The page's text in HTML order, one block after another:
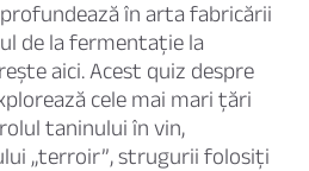
în arta fabricării
de la fermentație la
aici. Acest quiz despre
cele mai mari țări
taninului în vin,
„terroir”, strugurii folosiți